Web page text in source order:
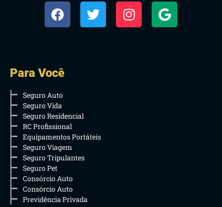
Para Você
Seguro Auto
Seguro Vida
Seguro Residencial
RC Profissional
Equipamentos Portáteis
Seguro Viagem
Seguro Tripulantes
Seguro Pet
Consórcio Auto
Consórcio Auto
Previdência Privada